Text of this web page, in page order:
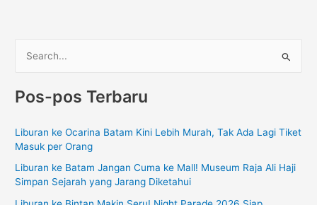
r
u
t
Pos-pos Terbaru
Liburan ke Ocarina Batam Kini Lebih Murah, Tak Ada Lagi Tiket
Masuk per Orang
Liburan ke Batam Jangan Cuma ke Mall! Museum Raja Ali Haji
Simpan Sejarah yang Jarang Diketahui